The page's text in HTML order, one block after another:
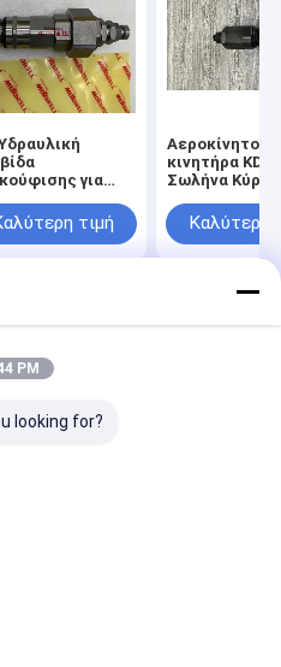
για
3
SH460-5
τιμή
Αεροκίνητο
κινητήρα
Σωλήνα Κύρια
ανακούφισης
Sany365
Καλύτερη
Site
Policy
All Rights Reserved.
PM
looking for?